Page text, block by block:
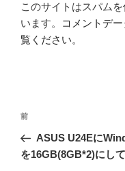
このサイトはスパム
います。
コメントデ
覧ください。
投
ナ
前
の
投
前
ASUS U24Eに
を16GB(8GB*2)にし